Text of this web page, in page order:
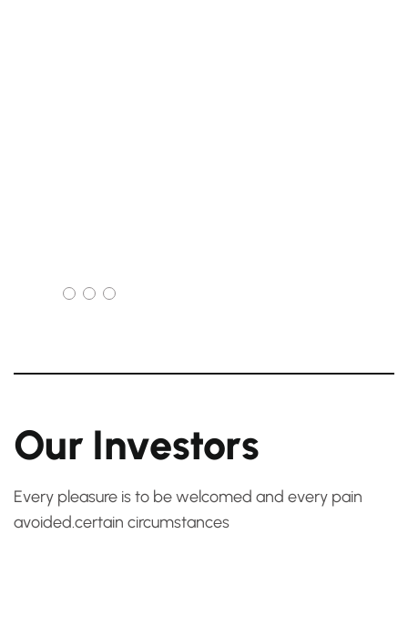
Our Investors
Every pleasure is to be welcomed and every pain
avoided.certain circumstances